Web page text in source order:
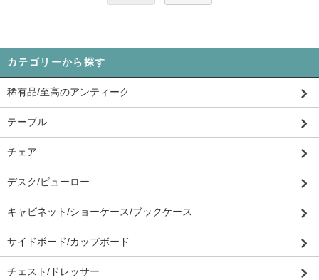
カテゴリーから探す
稀有品/至高のアンティーク
テーブル
チェア
デスク/ビューロー
キャビネット/ショーケース/ブックケース
サイドボード/カップボード
チェスト/ドレッサー